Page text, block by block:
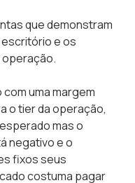
que demonstram
e os
uma margem
o tier da operação,
mas o
negativo e o
fixos seus
costuma pagar